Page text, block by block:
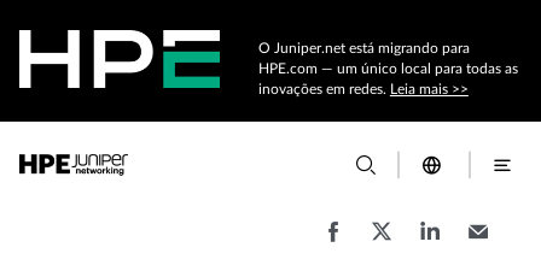
O Juniper.net está migrando para
HPE.com — um único local para todas as
inovações em redes. Leia mais >>